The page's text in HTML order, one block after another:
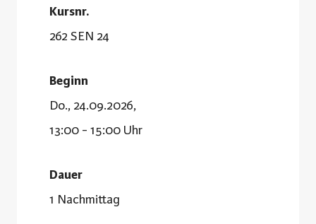
Kursnr.
262 SEN 24
Beginn
Do., 24.09.2026,
13:00 - 15:00 Uhr
Dauer
1 Nachmittag